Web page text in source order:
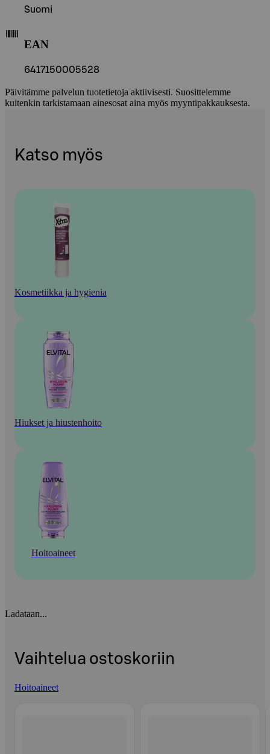
Suomi
EAN
6417150005528
Päivitämme palvelun tuotetietoja aktiivisesti. Suosittelemme
kuitenkin tarkistamaan ainesosat aina myös myyntipakkauksesta.
Katso myös
Kosmetiikka ja hygienia
Hiukset ja hiustenhoito
Hoitoaineet
Ladataan...
Vaihtelua ostoskoriin
Hoitoaineet